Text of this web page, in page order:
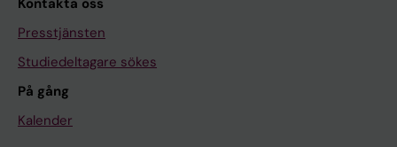
Presstjänsten
Studiedeltagare sökes
På gång
Kalender